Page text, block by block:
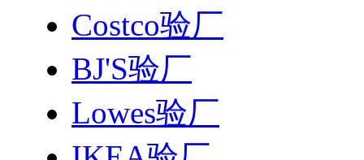
Costco验厂
BJ'S验厂
Lowes验厂